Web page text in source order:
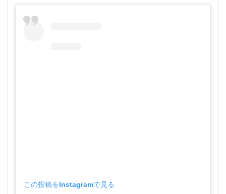
この投稿をInstagramで見る